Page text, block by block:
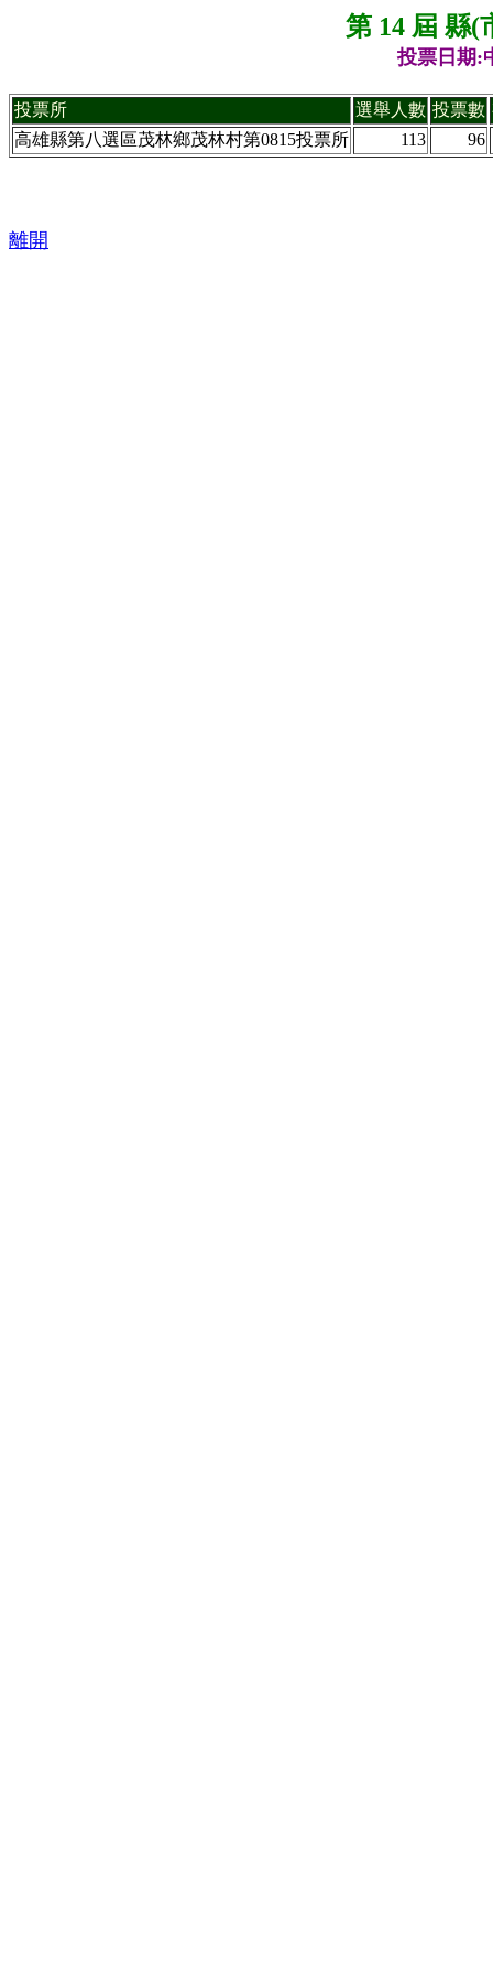
第 14 屆 縣(
投票日期:
投票所 選舉人數 投票數
高雄縣第八選區茂林鄉茂林村第0815投票所
113 96
離開